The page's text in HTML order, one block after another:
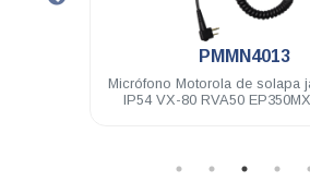
PMMN4013
Micrófono Motorola de solapa
IP54 VX-80 RVA50